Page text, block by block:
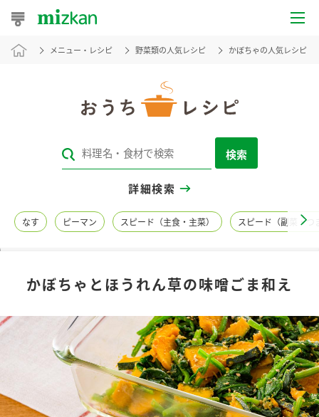
おうちレシピ
レシピカテゴリ一覧
レシピ名特集
商品情報
商品カテゴリ
調味酢
新商品一覧
キャンペーン情報
メニュー・レシピ 野菜類の人気レシピ かぼちゃの人気レシピ
検索
詳細検索
なす ピーマン スピード（主食・主菜） スピード（副菜・つ
かぼちゃとほうれん草の味噌ごま和え